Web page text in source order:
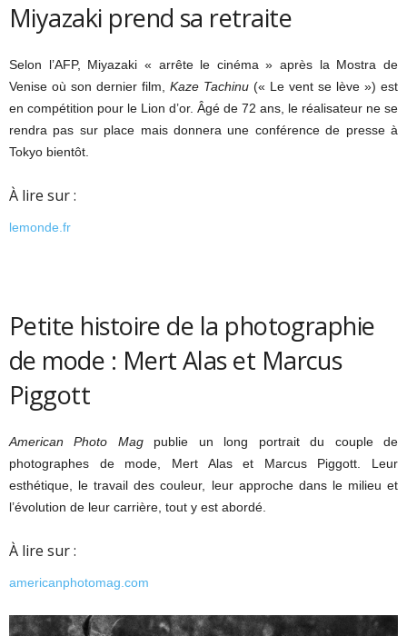
Miyazaki prend sa retraite
Selon l’AFP, Miyazaki « arrête le cinéma » après la Mostra de
Venise où son dernier film, Kaze Tachinu (« Le vent se lève ») est
en compétition pour le Lion d’or. Âgé de 72 ans, le réalisateur ne se
rendra pas sur place mais donnera une conférence de presse à
Tokyo bientôt.
À lire sur :
lemonde.fr
Petite histoire de la photographie
de mode : Mert Alas et Marcus
Piggott
American Photo Magpublie un long portrait du couple de
photographes de mode, Mert Alas et Marcus Piggott. Leur
esthétique, le travail des couleur, leur approche dans le milieu et
l’évolution de leur carrière, tout y est abordé.
À lire sur :
americanphotomag.com